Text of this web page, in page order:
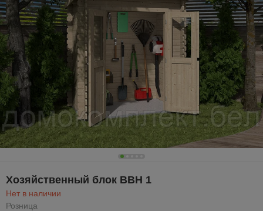
Хозяйственный блок BBH 1
Нет в наличии
Розница